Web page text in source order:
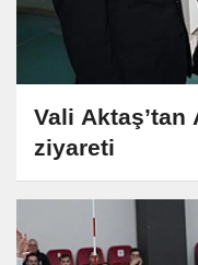
Vali Aktaş’tan
ziyareti